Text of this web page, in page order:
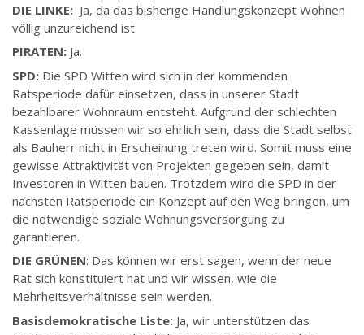
DIE LINKE: Ja, da das bisherige Handlungskonzept Wohnen
völlig unzureichend ist.
PIRATEN: Ja.
SPD: Die SPD Witten wird sich in der kommenden
Ratsperiode dafür einsetzen, dass in unserer Stadt
bezahlbarer Wohnraum entsteht. Aufgrund der schlechten
Kassenlage müssen wir so ehrlich sein, dass die Stadt selbst
als Bauherr nicht in Erscheinung treten wird. Somit muss eine
gewisse Attraktivität von Projekten gegeben sein, damit
Investoren in Witten bauen. Trotzdem wird die SPD in der
nächsten Ratsperiode ein Konzept auf den Weg bringen, um
die notwendige soziale Wohnungsversorgung zu
garantieren.
DIE GRÜNEN: Das können wir erst sagen, wenn der neue
Rat sich konstituiert hat und wir wissen, wie die
Mehrheitsverhältnisse sein werden.
Basisdemokratische Liste: Ja, wir unterstützen das